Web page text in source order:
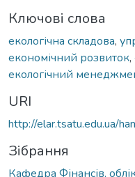
Ключові слова
екологічна складова,
економічний розвиток,
екологічний
URI
http://elar.tsatu.edu.ua/
Зібрання
Кафедра Фінансів,